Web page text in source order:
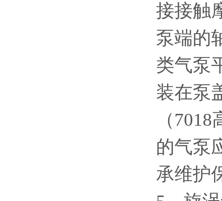
接接触
泵端的
类气泵
装在泵
（
的气泵
承维护